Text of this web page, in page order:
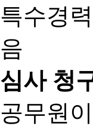
특수경
음
심사 청
공무원